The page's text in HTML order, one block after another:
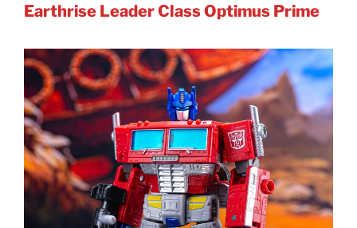
Earthrise Leader Class Optimus Prime